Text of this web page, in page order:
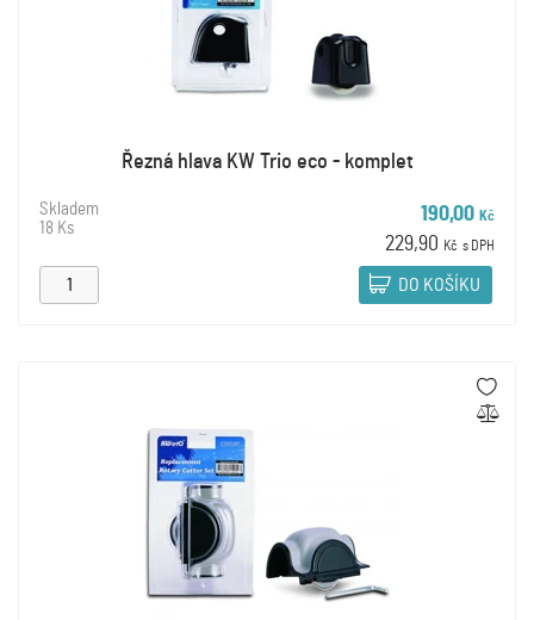
Řezná hlava KW Trio eco - komplet
Skladem
18 Ks
190,00 Kč
229,90 Kč s DPH
DO KOŠÍKU